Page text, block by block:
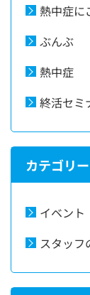
熱中症に
ぶんぶ
熱中症
終活セミ
カテゴリー
イベント
スタッフ